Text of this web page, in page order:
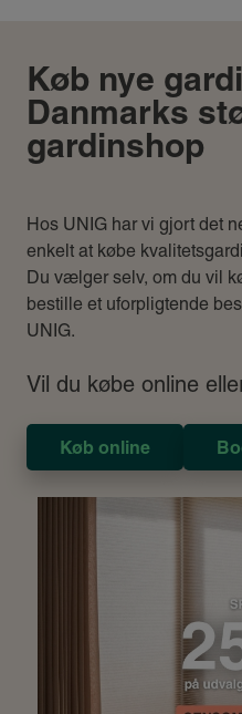
Køb nye
Danmarks
gardinshop
Hos UNIG har vi gjort det
enkelt at købe
Du vælger selv, om du vil
bestille et uforpligtende
UNIG.
Vil du købe online
Køb online